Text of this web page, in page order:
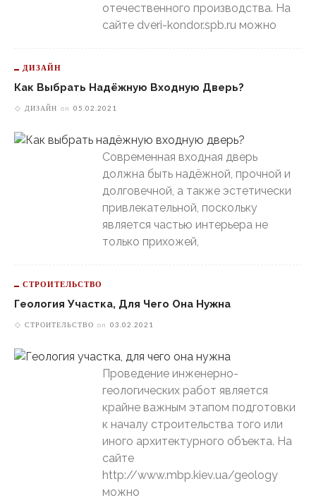
отечественного производства. На
сайте dveri-kondor.spb.ru можно
ДИЗАЙН
Как Выбрать Надёжную Входную Дверь?
ДИЗАЙН on 05.02.2021
Современная входная дверь
должна быть надёжной, прочной и
долговечной, а также эстетически
привлекательной, поскольку
является частью интерьера не
только прихожей,
СТРОИТЕЛЬСТВО
Геология Участка, Для Чего Она Нужна
СТРОИТЕЛЬСТВО on 03.02.2021
Проведение инженерно-
геологических работ является
крайне важным этапом подготовки
к началу строительства того или
иного архитектурного объекта. На
сайте
http://www.mbp.kiev.ua/geology
можно